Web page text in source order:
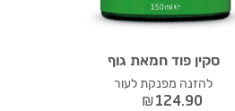
סקין פוד חמאת גוף
להזנה מפנקת לעור
₪124.90